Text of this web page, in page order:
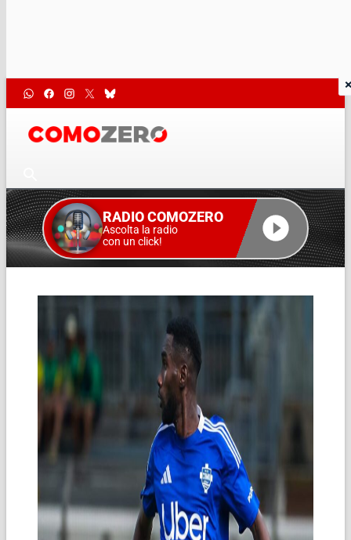
RADIO COMOZERO
Ascolta la radio
con un click!